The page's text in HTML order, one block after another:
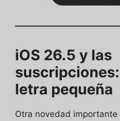
iOS 26.5 y las
letra pequeña
Otra novedad importante